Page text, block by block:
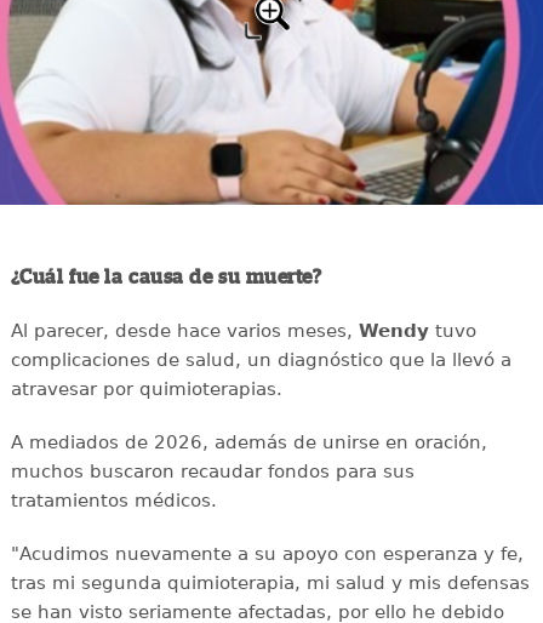
¿Cuál fue la causa de su muerte?
Al parecer, desde hace varios meses, Wendytuvo
complicaciones de salud, un diagnóstico que la llevó a
atravesar por quimioterapias.
A mediados de 2026, además de unirse en oración,
muchos buscaron recaudar fondos para sus
tratamientos médicos.
"Acudimos nuevamente a su apoyo con esperanza y fe,
tras mi segunda quimioterapia, mi salud y mis defensas
se han visto seriamente afectadas, por ello he debido